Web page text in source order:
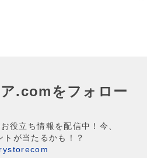
.comをフォロー
役立ち情報を配信中！今、
が当たるかも！？